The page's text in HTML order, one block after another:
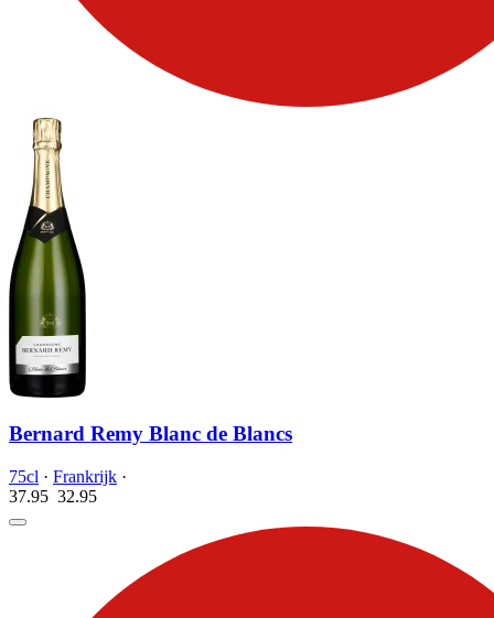
Bernard Remy Blanc de Blancs
75cl · Frankrijk ·
37.95 32.95